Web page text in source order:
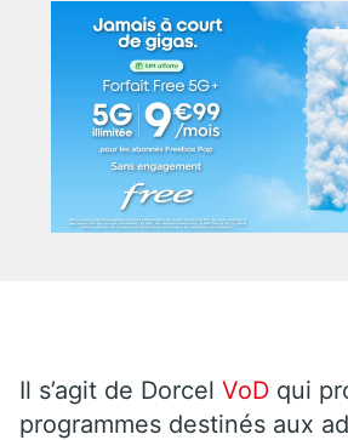
Il s’agit de Dorcel VoD qui
programmes destinés aux